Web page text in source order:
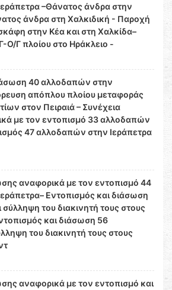
–Θάνατος άνδρα στην
άνδρα στη Χαλκιδική - Παροχή
στην Κέα και στη Χαλκίδα–
Ο/Γ πλοίου στο Ηράκλειο -
40 αλλοδαπών στην
απόπλου πλοίου μεταφοράς
στον Πειραιά – Συνέχεια
με τον εντοπισμό 33 αλλοδαπών
47 αλλοδαπών στην Ιεράπετρα
αναφορικά με τον εντοπισμό 44
Εντοπισμός και διάσωση
του διακινητή τους στους
και διάσωση 56
του διακινητή τους στους
αναφορικά με τον εντοπισμό και